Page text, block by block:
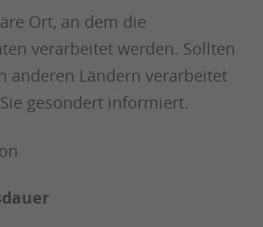
Ort, an dem die
verarbeitet werden. Sollten
anderen Ländern verarbeitet
gesondert informiert.